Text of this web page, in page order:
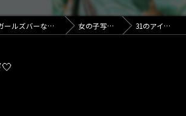
京都府京都市のガールズバーならGirls Bar Co. 女の子写メ日記 31のアイス🍨🤍